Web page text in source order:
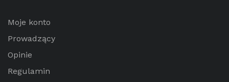
Moje konto
Prowadzący
Opinie
Regulamin